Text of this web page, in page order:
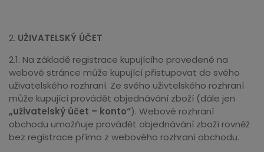
2. UŽIVATELSKÝ ÚČET
2.1. Na základě registrace kupujícího provedené na
webové stránce může kupující přistupovat do svého
uživatelského rozhraní. Ze svého uživtelského rozhraní
může kupující provádět objednávání zboží (dále jen
„uživatelský účet – konto“). Webové rozhraní
obchodu umožňuje provádět objednávání zboží rovněž
bez registrace přímo z webového rozhraní obchodu.